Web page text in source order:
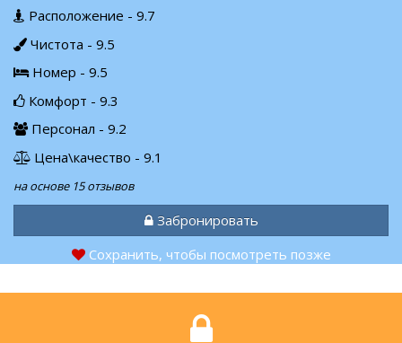
Расположение - 9.7
Чистота - 9.5
Номер - 9.5
Комфорт - 9.3
Персонал - 9.2
Цена\качество - 9.1
на основе 15 отзывов
Забронировать
Сохранить, чтобы посмотреть позже